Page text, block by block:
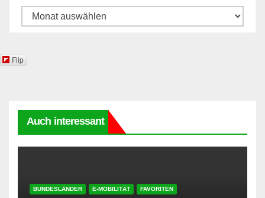
Archive
Flip
Auch interessant
BUNDESLÄNDER E-MOBILITÄT FAVORITEN